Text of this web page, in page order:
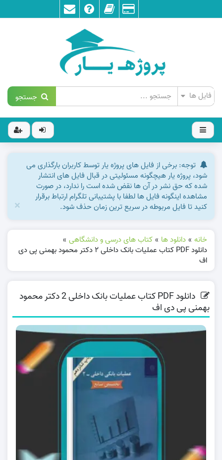
جستجو
توجه: برخی از فایل های پروژه یار توسط کاربران بارگذاری می
شود، پروژه یار هیچگونه مسئولیتی در قبال فایل های انتشار
شده که حق نشر در آن ها نقض شده است را ندارد، در صورت
مشاهده اینگونه فایل ها لطفا با پشتیبانی تلگرام ارتباط برقرار
کنید تا فایل مربوطه در سریع ترین زمان حذف شود.
×
خانه » دانلود ها » کتاب های درسی و دانشگاهی »
دانلود PDF کتاب عملیات بانک داخلی 2 دکتر محمود بهمنی پی دی
اف
دانلود PDF کتاب عملیات بانک داخلی 2 دکتر محمود
بهمنی پی دی اف